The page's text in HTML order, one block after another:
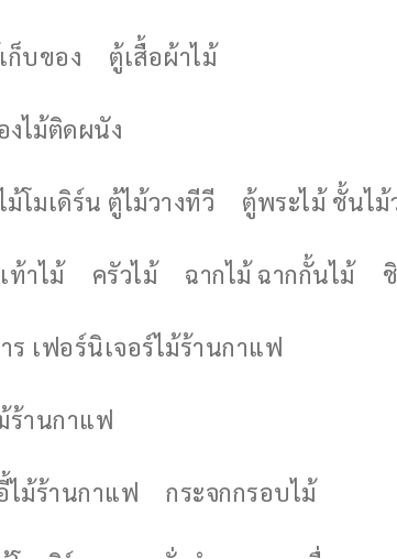
ก็บของ ตู้เสื้อผ้าไม้
งไม้ติดผนัง
โมเดิร์น ตู้ไม้วางทีวี ตู้พระไม้ ชั้นไม้
ท้าไม้ ครัวไม้ ฉากไม้ ฉากกั้นไม้
ร เฟอร์นิเจอร์ไม้ร้านกาแฟ
ร้านกาแฟ
ไม้ร้านกาแฟ กระจกกรอบไม้